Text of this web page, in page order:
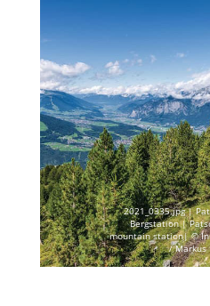
2021_0335.jpg |
Bergstation |
mountain station| ©
/ Markus